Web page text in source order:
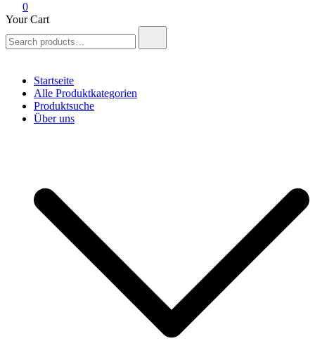
0
Your Cart
for:
Startseite
Alle Produktkategorien
Produktsuche
Über uns